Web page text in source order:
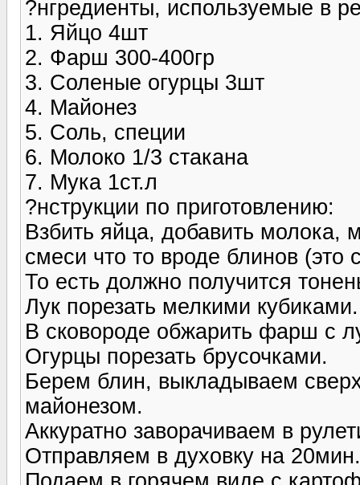
?нгредиенты, используемые в
1. Яйцо 4шт
2. Фарш 300-400гр
3. Соленые огурцы 3шт
4. Майонез
5. Соль, специи
6. Молоко 1/3 стакана
7. Мука 1ст.л
?нструкции по приготовлению:
Взбить яйца, добавить молока,
смеси что то вроде блинов (это
То есть должно получится
Лук порезать мелкими кубиками.
В сковороде обжарить фарш с
Огурцы порезать брусочками.
Берем блин, выкладываем
майонезом.
Аккуратно заворачиваем в
Отправляем в духовку на